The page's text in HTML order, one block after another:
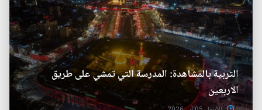
التربية بالمشاهدة: المدرسة التي تمشي على طريق
الاربعين